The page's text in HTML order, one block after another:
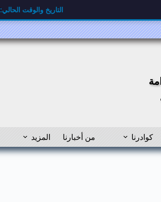
التاريخ والوقت الحالي:
كوادرنا من أخبارنا المزيد